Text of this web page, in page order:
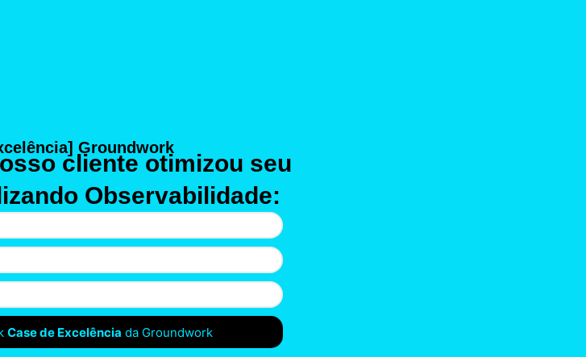
Groundwork
cliente otimizou seu
Observabilidade:
Case de Excelência da Groundwork